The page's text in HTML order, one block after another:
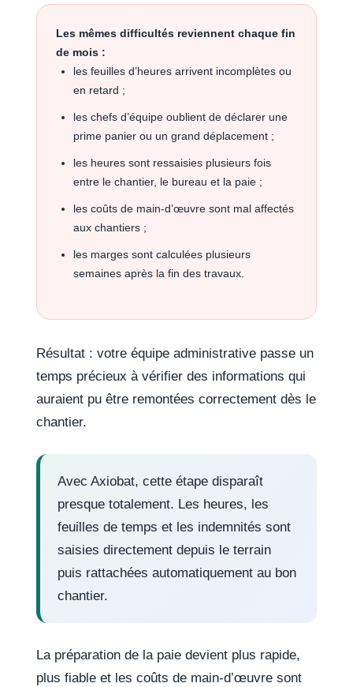
Les mêmes difficultés reviennent chaque fin
de mois :
les feuilles d’heures arrivent incomplètes ou
en retard ;
les chefs d’équipe oublient de déclarer une
prime panier ou un grand déplacement ;
les heures sont ressaisies plusieurs fois
entre le chantier, le bureau et la paie ;
les coûts de main-d’œuvre sont mal affectés
aux chantiers ;
les marges sont calculées plusieurs
semaines après la fin des travaux.
Résultat : votre équipe administrative passe un
temps précieux à vérifier des informations qui
auraient pu être remontées correctement dès le
chantier.
Avec Axiobat, cette étape disparaît
presque totalement. Les heures, les
feuilles de temps et les indemnités sont
saisies directement depuis le terrain
puis rattachées automatiquement au bon
chantier.
La préparation de la paie devient plus rapide,
plus fiable et les coûts de main-d’œuvre sont